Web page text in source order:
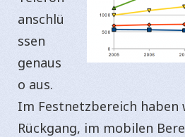
anschlü
ssen
genaus
o aus.
Im Festnetzbereich haben
Rückgang, im mobilen